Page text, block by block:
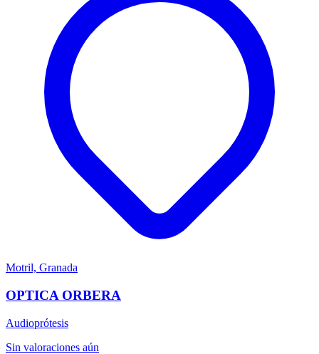
Motril, Granada
OPTICA ORBERA
Audioprótesis
Sin valoraciones aún